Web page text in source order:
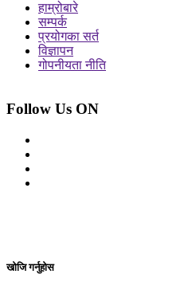
हाम्रोबारे
सम्पर्क
प्रयोगका सर्त
विज्ञापन
गोपनीयता नीति
Follow Us ON
खोजि गर्नुहोस